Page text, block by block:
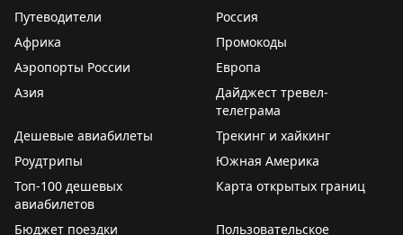
Путеводители
Россия
Африка
Промокоды
Аэропорты России
Европа
Азия
Дайджест тревел-
телеграма
Дешевые авиабилеты
Трекинг и хайкинг
Роудтрипы
Южная Америка
Топ-100 дешевых
авиабилетов
Карта открытых границ
Бюджет поездки
Пользовательское